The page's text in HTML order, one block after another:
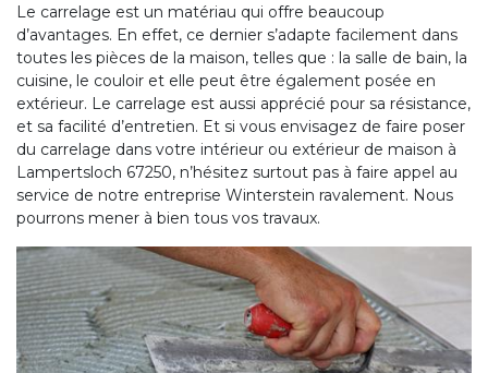
Le carrelage est un matériau qui offre beaucoup
d’avantages. En effet, ce dernier s’adapte facilement dans
toutes les pièces de la maison, telles que : la salle de bain, la
cuisine, le couloir et elle peut être également posée en
extérieur. Le carrelage est aussi apprécié pour sa résistance,
et sa facilité d’entretien. Et si vous envisagez de faire poser
du carrelage dans votre intérieur ou extérieur de maison à
Lampertsloch 67250, n’hésitez surtout pas à faire appel au
service de notre entreprise Winterstein ravalement. Nous
pourrons mener à bien tous vos travaux.